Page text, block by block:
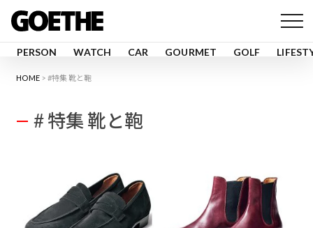
PERSON WATCH CAR GOURMET GOLF
HOME #特集 靴と鞄
# 特集 靴と鞄